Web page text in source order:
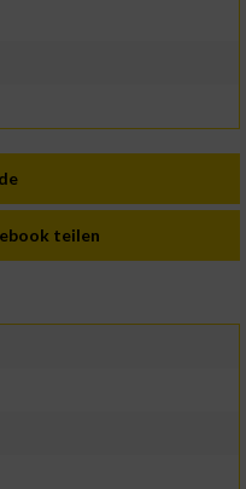
teilen